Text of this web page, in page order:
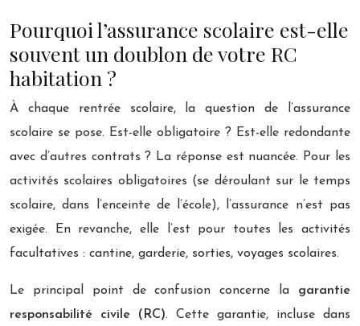
Pourquoi l’assurance scolaire est-elle
souvent un doublon de votre RC
habitation ?
À chaque rentrée scolaire, la question de l’assurance
scolaire se pose. Est-elle obligatoire ? Est-elle redondante
avec d’autres contrats ? La réponse est nuancée. Pour les
activités scolaires obligatoires (se déroulant sur le temps
scolaire, dans l’enceinte de l’école), l’assurance n’est pas
exigée. En revanche, elle l’est pour toutes les activités
facultatives : cantine, garderie, sorties, voyages scolaires.
Le principal point de confusion concerne la garantie
responsabilité civile (RC). Cette garantie, incluse dans